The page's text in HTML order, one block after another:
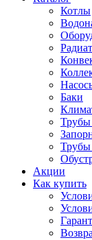
Котлы
Баки
Трубы
Трубы
Акции
Как купить